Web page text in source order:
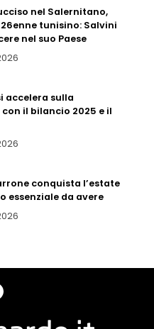
nel Salernitano,
tunisino: Salvini
nel suo Paese
accelera sulla
il bilancio 2025 e il
conquista l’estate
essenziale da avere